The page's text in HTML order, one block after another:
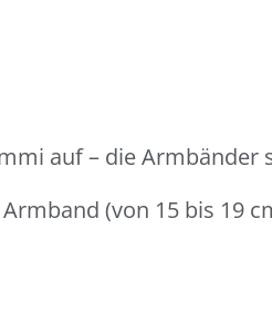
auf – die Armbänder
(von 15 bis 19